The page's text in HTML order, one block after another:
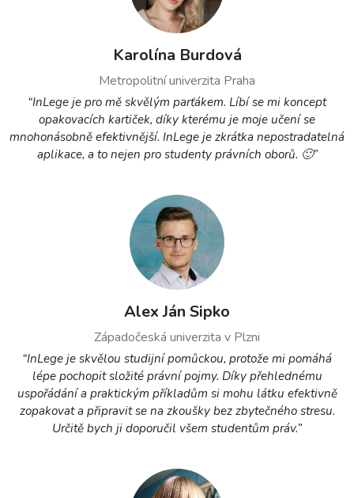
Karolína Burdová
Metropolitní univerzita Praha
“InLege je pro mě skvělým parťákem. Líbí se mi koncept
opakovacích kartiček, díky kterému je moje učení se
mnohonásobně efektivnější. InLege je zkrátka nepostradatelná
aplikace, a to nejen pro studenty právních oborů. 🙂”
Alex Ján Sipko
Západočeská univerzita v Plzni
“InLege je skvělou studijní pomůckou, protože mi pomáhá
lépe pochopit složité právní pojmy. Díky přehlednému
uspořádání a praktickým příkladům si mohu látku efektivně
zopakovat a připravit se na zkoušky bez zbytečného stresu.
Určitě bych ji doporučil všem studentům práv.”